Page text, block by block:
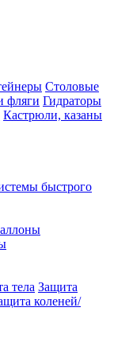
Столовые
фляги Гидраторы
Кастрюли, казаны
быстрого
тела Защита
коленей/